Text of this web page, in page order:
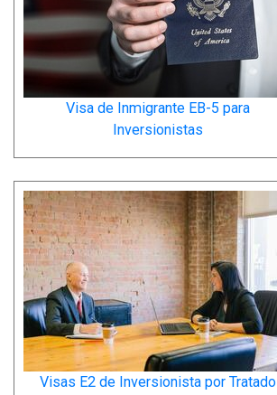
Visa de Inmigrante EB-5 para
Inversionistas
Visas E2 de Inversionista por Tratado